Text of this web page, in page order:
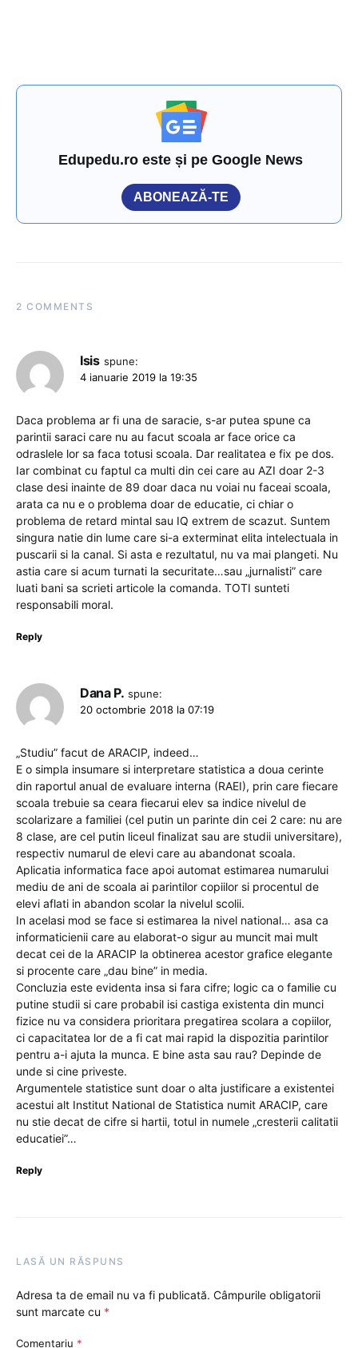
Edupedu.ro este și pe Google News
ABONEAZĂ-TE
2 COMMENTS
Isis spune:
4 ianuarie 2019 la 19:35
Daca problema ar fi una de saracie, s-ar putea spune ca
parintii saraci care nu au facut scoala ar face orice ca
odraslele lor sa faca totusi scoala. Dar realitatea e fix pe dos.
Iar combinat cu faptul ca multi din cei care au AZI doar 2-3
clase desi inainte de 89 doar daca nu voiai nu faceai scoala,
arata ca nu e o problema doar de educatie, ci chiar o
problema de retard mintal sau IQ extrem de scazut. Suntem
singura natie din lume care si-a exterminat elita intelectuala in
puscarii si la canal. Si asta e rezultatul, nu va mai plangeti. Nu
astia care si acum turnati la securitate…sau „jurnalisti” care
luati bani sa scrieti articole la comanda. TOTI sunteti
responsabili moral.
Reply
Dana P. spune:
20 octombrie 2018 la 07:19
„Studiu” facut de ARACIP, indeed…
E o simpla insumare si interpretare statistica a doua cerinte
din raportul anual de evaluare interna (RAEI), prin care fiecare
scoala trebuie sa ceara fiecarui elev sa indice nivelul de
scolarizare a familiei (cel putin un parinte din cei 2 care: nu are
8 clase, are cel putin liceul finalizat sau are studii universitare),
respectiv numarul de elevi care au abandonat scoala.
Aplicatia informatica face apoi automat estimarea numarului
mediu de ani de scoala ai parintilor copiilor si procentul de
elevi aflati in abandon scolar la nivelul scolii.
In acelasi mod se face si estimarea la nivel national… asa ca
informaticienii care au elaborat-o sigur au muncit mai mult
decat cei de la ARACIP la obtinerea acestor grafice elegante
si procente care „dau bine” in media.
Concluzia este evidenta insa si fara cifre; logic ca o familie cu
putine studii si care probabil isi castiga existenta din munci
fizice nu va considera prioritara pregatirea scolara a copiilor,
ci capacitatea lor de a fi cat mai rapid la dispozitia parintilor
pentru a-i ajuta la munca. E bine asta sau rau? Depinde de
unde si cine priveste.
Argumentele statistice sunt doar o alta justificare a existentei
acestui alt Institut National de Statistica numit ARACIP, care
nu stie decat de cifre si hartii, totul in numele „cresterii calitatii
educatiei”…
Reply
LASĂ UN RĂSPUNS
Adresa ta de email nu va fi publicată. Câmpurile obligatorii
sunt marcate cu *
Comentariu *